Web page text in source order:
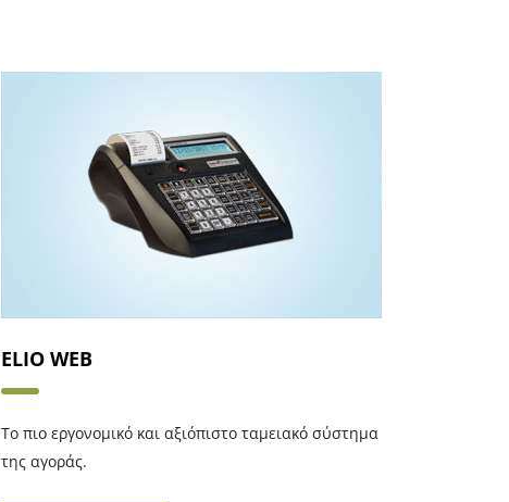
ELIO WEB
Το πιο εργονομικό και αξιόπιστο ταμειακό σύστημα
της αγοράς.